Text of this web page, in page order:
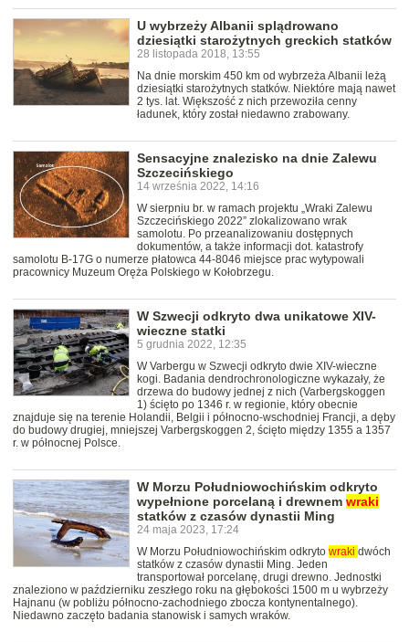
U wybrzeży Albanii splądrowano
dziesiątki starożytnych greckich statków
28 listopada 2018, 13:55
Na dnie morskim 450 km od wybrzeża Albanii leżą
dziesiątki starożytnych statków. Niektóre mają nawet
2 tys. lat. Większość z nich przewoziła cenny
ładunek, który został niedawno zrabowany.
Sensacyjne znalezisko na dnie Zalewu
Szczecińskiego
14 września 2022, 14:16
W sierpniu br. w ramach projektu „Wraki Zalewu
Szczecińskiego 2022” zlokalizowano wrak
samolotu. Po przeanalizowaniu dostępnych
dokumentów, a także informacji dot. katastrofy
samolotu B-17G o numerze płatowca 44-8046 miejsce prac wytypowali
pracownicy Muzeum Oręża Polskiego w Kołobrzegu.
W Szwecji odkryto dwa unikatowe XIV-
wieczne statki
5 grudnia 2022, 12:35
W Varbergu w Szwecji odkryto dwie XIV-wieczne
kogi. Badania dendrochronologiczne wykazały, że
drzewa do budowy jednej z nich (Varbergskoggen
1) ścięto po 1346 r. w regionie, który obecnie
znajduje się na terenie Holandii, Belgii i północno-wschodniej Francji, a dęby
do budowy drugiej, mniejszej Varbergskoggen 2, ścięto między 1355 a 1357
r. w północnej Polsce.
W Morzu Południowochińskim odkryto
wypełnione porcelaną i drewnem wraki
statków z czasów dynastii Ming
24 maja 2023, 17:24
W Morzu Południowochińskim odkryto wraki dwóch
statków z czasów dynastii Ming. Jeden
transportował porcelanę, drugi drewno. Jednostki
znaleziono w październiku zeszłego roku na głębokości 1500 m u wybrzeży
Hajnanu (w pobliżu północno-zachodniego zbocza kontynentalnego).
Niedawno zaczęto badania stanowisk i samych wraków.